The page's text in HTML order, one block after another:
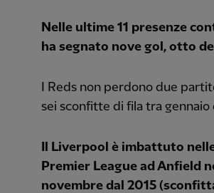
Nelle ultime 11 presenze
ha segnato nove gol, otto
I Reds non perdono due
sei sconfitte di fila tra gennaio
Il Liverpool è imbattuto
Premier League ad Anfield
novembre dal 2015